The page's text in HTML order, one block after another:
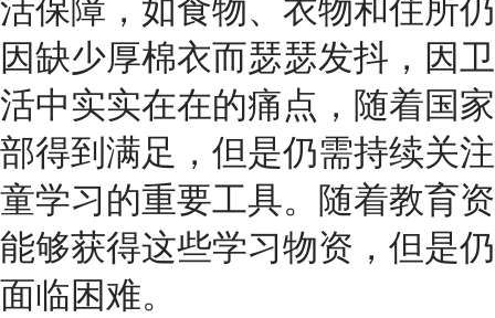
活保障，如食物、衣物和住所
因缺少厚棉衣而瑟瑟发抖，因
活中实实在在的痛点，随着国
部得到满足，但是仍需持续关
童学习的重要工具。随着教育
能够获得这些学习物资，但是
面临困难。